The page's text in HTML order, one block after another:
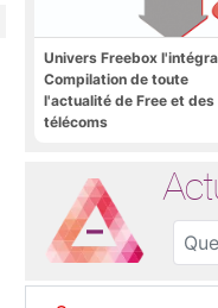
Univers Freebox
Compilation de toute
l'actualité de Free et des
télécoms